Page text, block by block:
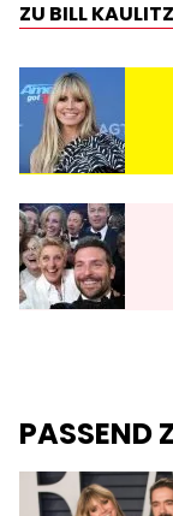
ZU BILL KAULITZ
PASSEND